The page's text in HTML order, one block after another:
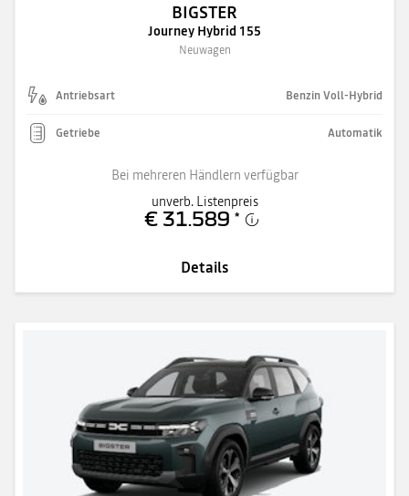
BIGSTER
Journey Hybrid 155
Neuwagen
Antriebsart Benzin Voll-Hybrid
Getriebe Automatik
Bei mehreren Händlern verfügbar
unverb. Listenpreis
€ 31.589 *
Details